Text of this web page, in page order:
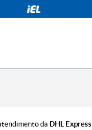
da DHL Express